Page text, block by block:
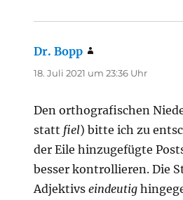
Dr. Bopp
18. Juli 2021 um 23:36 Uhr
Den orthografischen
statt fiel) bitte ich zu
der Eile hinzugefügte
besser kontrollieren. Die
Adjektivseindeutig